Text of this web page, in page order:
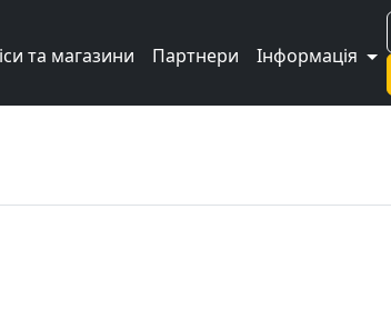
та магазини Партнери Інформація